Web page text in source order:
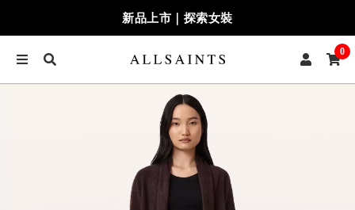
新品上市｜探索女裝
0